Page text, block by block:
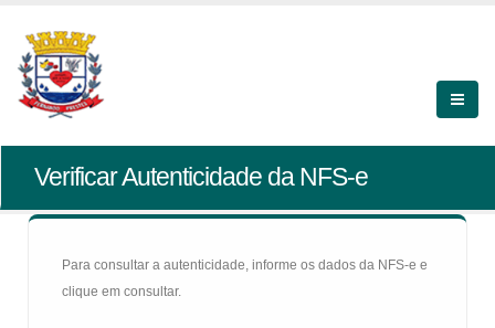
Verificar Autenticidade da NFS-e
Para consultar a autenticidade, informe os dados da NFS-e e
clique em consultar.